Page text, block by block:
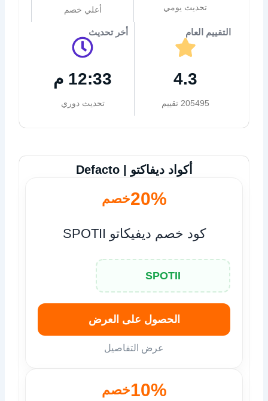
تحديث يومي أعلي خصم
التقييم العام
4.3
205495 تقييم
أخر تحديث
12:33 م
تحديث دوري
أكواد ديفاكتو | Defacto
20%خصم
كود خصم ديفيكاتو SPOTII
SPOTII
الحصول على العرض
عرض التفاصيل
10%خصم